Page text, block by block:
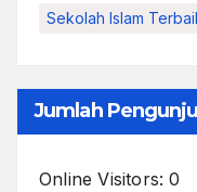
Sekolah Islam
Jumlah
Online Visitors:0